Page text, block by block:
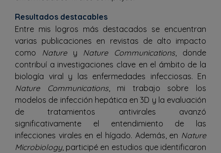
Resultados destacables
Entre mis logros más destacados se encuentran
varias publicaciones en revistas de alto impacto
como
Naturey Nature Communications , donde
contribuí a investigaciones clave en el ámbito de la
biología viral y las enfermedades infecciosas. En
Nature Communications, mi trabajo sobre los
modelos de infección hepática en 3D y la evaluación
de tratamientos antivirales avanzó
significativamente el entendimiento de las
infecciones virales en el hígado. Además, en Nature
Microbiology, participé en estudios que identificaron